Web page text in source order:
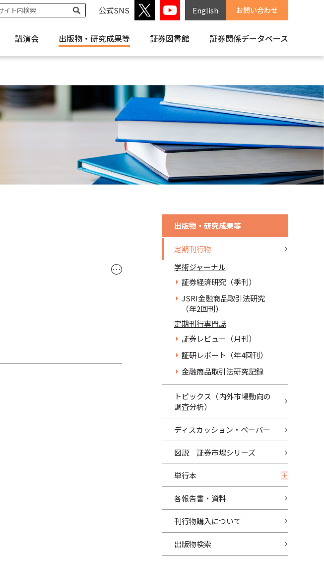
公式SNS English お問い合わせ
講演会 出版物・ 研究成果等 証券図書館 証券関係データベース
･･･
出版物・研究成果等
定期刊行物
学術ジャーナル
証券経済研究（季刊）
JSRI金融商品取引法研究
（年2回刊）
定期刊行専門誌
証券レビュー（月刊）
証研レポート（年4回刊）
金融商品取引法研究記録
トピックス（内外市場動向の
調査分析）
ディスカッション・ペーパー
図説 証券市場シリーズ
単行本
各報告書・資料
刊行物購入について
出版物検索